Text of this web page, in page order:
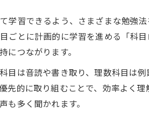
学習できるよう、さまざまな勉強
ごとに計画的に学習を進める「科
つながります。
目は音読や書き取り、理数科目は
先的に取り組むことで、効率よく
も多く聞かれます。